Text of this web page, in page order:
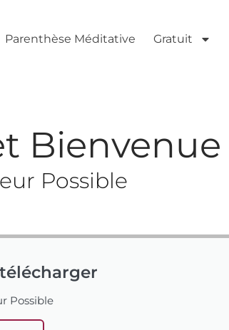
Parenthèse Méditative Gratuit
Bienvenue
Possible
Possible